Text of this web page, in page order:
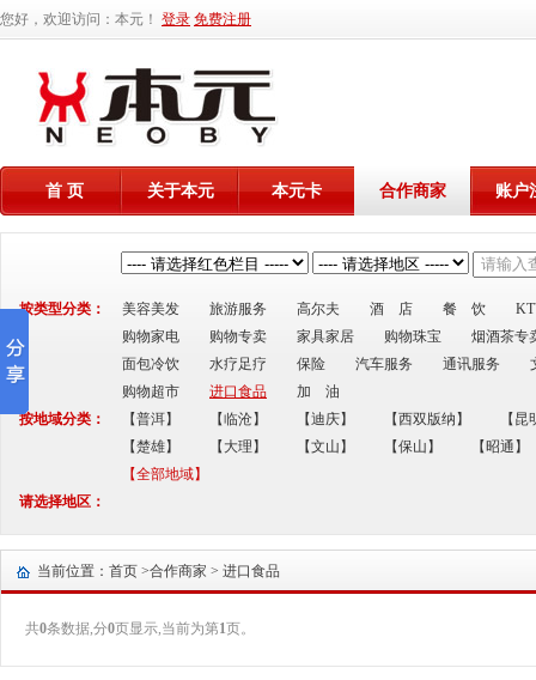
您好，欢迎访问：本元！ 登录 免费注册
首 页 关于本元 本元卡 合作商家 账户
按类型分类： 美容美发 旅游服务 高尔夫 酒 店 餐 饮
购物家电
购物专卖 家具家居 购物珠宝
烟酒茶专
面包冷饮
水疗足疗 保险 汽车服务 通讯服务
购物超市
进口食品
加 油
按地域分类：
【普洱】 【临沧】 【迪庆】 【西双版纳】
【昆
【楚雄】
【大理】 【文山】 【保山】
【昭通】
【全部地域】
请选择地区：
当前位置：首页 >合作商家 > 进口食品
共0条数据,分0页显示,当前为第1页。